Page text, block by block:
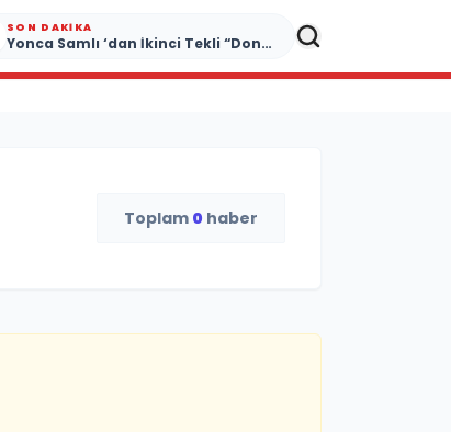
SON DAKIKA
Yonca Samlı ‘dan İkinci Tekli “Donacaksın Sevgilim “ yayımlandı
Toplam 0 haber